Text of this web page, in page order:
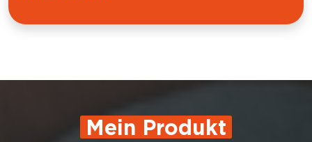
Mein Produkt